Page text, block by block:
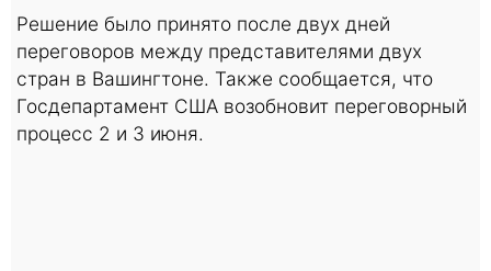
Решение было принято после двух дней
переговоров между представителями двух
стран в Вашингтоне. Также сообщается, что
Госдепартамент США возобновит переговорный
процесс 2 и 3 июня.